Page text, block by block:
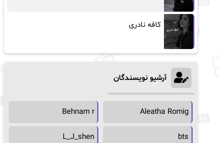
کافه نادری
آرشیو نویسندگان
Aleatha Romig
Behnam r
bts
L_J_shen